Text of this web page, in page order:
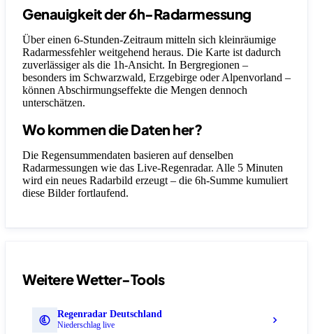
Genauigkeit der 6h-Radarmessung
Über einen 6-Stunden-Zeitraum mitteln sich kleinräumige
Radarmessfehler weitgehend heraus. Die Karte ist dadurch
zuverlässiger als die 1h-Ansicht. In Bergregionen –
besonders im Schwarzwald, Erzgebirge oder Alpenvorland –
können Abschirmungseffekte die Mengen dennoch
unterschätzen.
Wo kommen die Daten her?
Die Regensummendaten basieren auf denselben
Radarmessungen wie das Live-Regenradar. Alle 5 Minuten
wird ein neues Radarbild erzeugt – die 6h-Summe kumuliert
diese Bilder fortlaufend.
Weitere Wetter-Tools
Regenradar Deutschland
Niederschlag live